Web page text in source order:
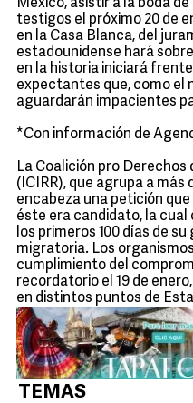
México, asistir a la boda
testigos el próximo 20 de
en la Casa Blanca, del
estadounidense hará
en la historia iniciará
expectantes que, como el
aguardarán impacientes
*Con información de
La Coalición pro
(ICIRR), que agrupa a más
encabeza una petición
éste era candidato, la
los primeros 100 días de
migratoria. Los
cumplimiento del
recordatorio el 19 de
en distintos puntos de
TEMAS